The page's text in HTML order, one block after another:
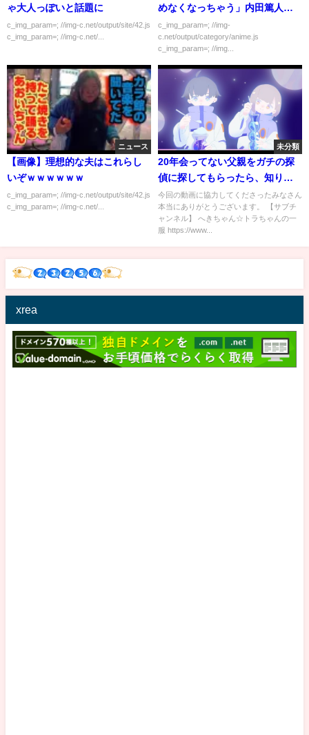
ゃ大人っぽいと話題に
c_img_param=; //img-c.net/output/site/42.js
c_img_param=; //img-c.net/...
めなくなっちゃう」内田篤人
「ハハハ（笑）お酒は飲まれる
んですか？」
c_img_param=; //img-
c.net/output/category/anime.js
c_img_param=; //img...
ニュース
【画像】理想的な夫はこれらし
いぞｗｗｗｗｗｗ
c_img_param=; //img-c.net/output/site/42.js
c_img_param=; //img-c.net/...
未分類
20年会ってない父親をガチの探
偵に探してもらったら、知りた
くない真実を知ってしまいまし
た。
今回の動画に協力してくださったみなさん
本当にありがとうございます。 【サブチ
ャンネル】 へきちゃん☆トラちゃんの一
服 https://www...
xrea